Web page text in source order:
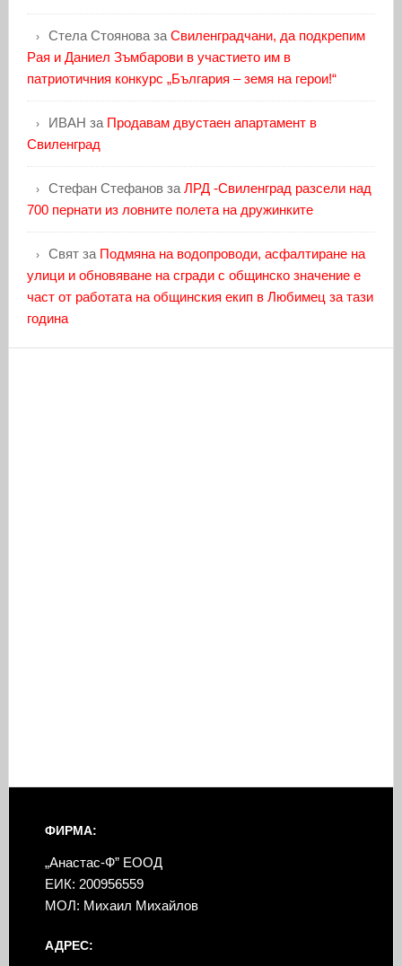
Стела Стояноваза Свиленградчани, да подкрепим
Рая и Даниел Зъмбарови в участието им в
патриотичния конкурс „България – земя на герои!“
ИВАН за Продавам двустаен апартамент в
Свиленград
Стефан Стефановза ЛРД -Свиленград разсели над
700 пернати из ловните полета на дружинките
Святза Подмяна на водопроводи, асфалтиране на
улици и обновяване на сгради с общинско значение е
част от работата на общинския екип в Любимец за тази
година
ФИРМА:
„Анастас-Ф” ЕООД
ЕИК: 200956559
МОЛ: Михаил Михайлов
АДРЕС: